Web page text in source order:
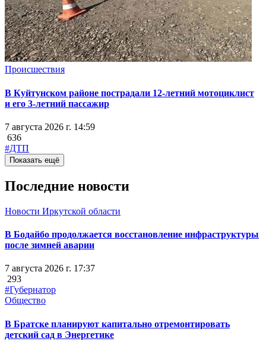
Происшествия
В Куйтунском районе пострадали 12-летний мотоциклист
и его 3-летний пассажир
7 августа 2026 г. 14:59
636
#ДТП
Показать ещё
Последние новости
Новости Иркутской области
В Бодайбо продолжается восстановление инфраструктуры
после зимней аварии
7 августа 2026 г. 17:37
293
#Губернатор
Общество
В Братске планируют капитально отремонтировать
детский сад в Энергетике